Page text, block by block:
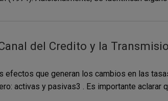
del Credito y la
que generan los cambios en las
activas y pasivas3 . Es importante aclarar